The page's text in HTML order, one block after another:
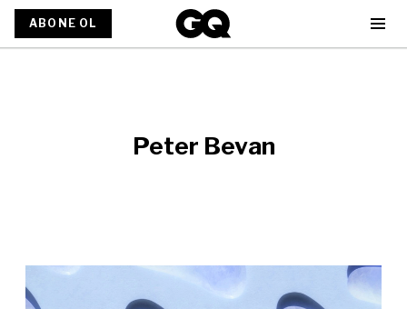
ABONE OL
Peter Bevan